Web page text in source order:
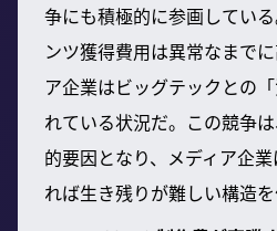
争にも積極的に参画してい
ンツ獲得費用は異常なまで
ア企業はビッグテックとの
れている状況だ。この競争
的要因となり、メディア企
れば生き残りが難しい構造を